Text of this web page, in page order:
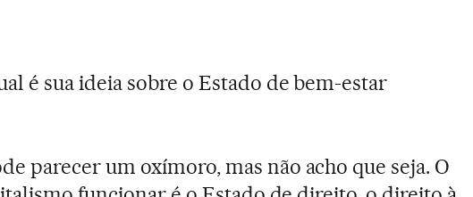
é sua ideia sobre o Estado de bem-estar
parecer um oxímoro, mas não acho que seja. O